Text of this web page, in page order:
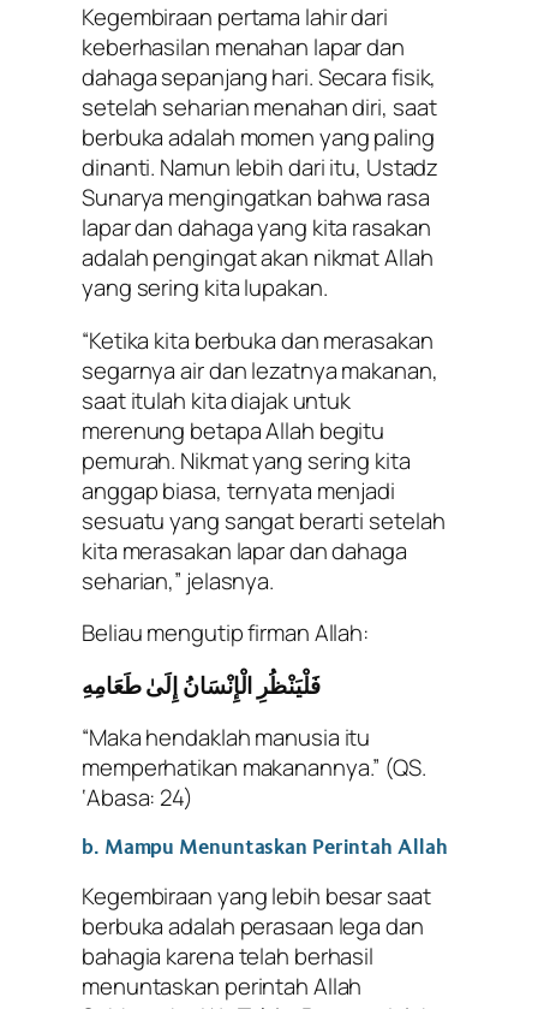
Kegembiraan pertama lahir dari
keberhasilan menahan lapar dan
dahaga sepanjang hari. Secara fisik,
setelah seharian menahan diri, saat
berbuka adalah momen yang paling
dinanti. Namun lebih dari itu, Ustadz
Sunarya mengingatkan bahwa rasa
lapar dan dahaga yang kita rasakan
adalah pengingat akan nikmat Allah
yang sering kita lupakan.
“Ketika kita berbuka dan merasakan
segarnya air dan lezatnya makanan,
saat itulah kita diajak untuk
merenung betapa Allah begitu
pemurah. Nikmat yang sering kita
anggap biasa, ternyata menjadi
sesuatu yang sangat berarti setelah
kita merasakan lapar dan dahaga
seharian,” jelasnya.
Beliau mengutip firman Allah:
فَلْيَنْظُرِ الْإِنْسَانُ إِلَىٰ طَعَامِهِ
“Maka hendaklah manusia itu
memperhatikan makanannya.” (QS.
‘Abasa: 24)
b. Mampu Menuntaskan Perintah Allah
Kegembiraan yang lebih besar saat
berbuka adalah perasaan lega dan
bahagia karena telah berhasil
menuntaskan perintah Allah